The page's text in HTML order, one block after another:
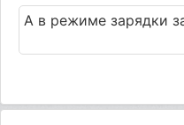
А в режиме зарядки